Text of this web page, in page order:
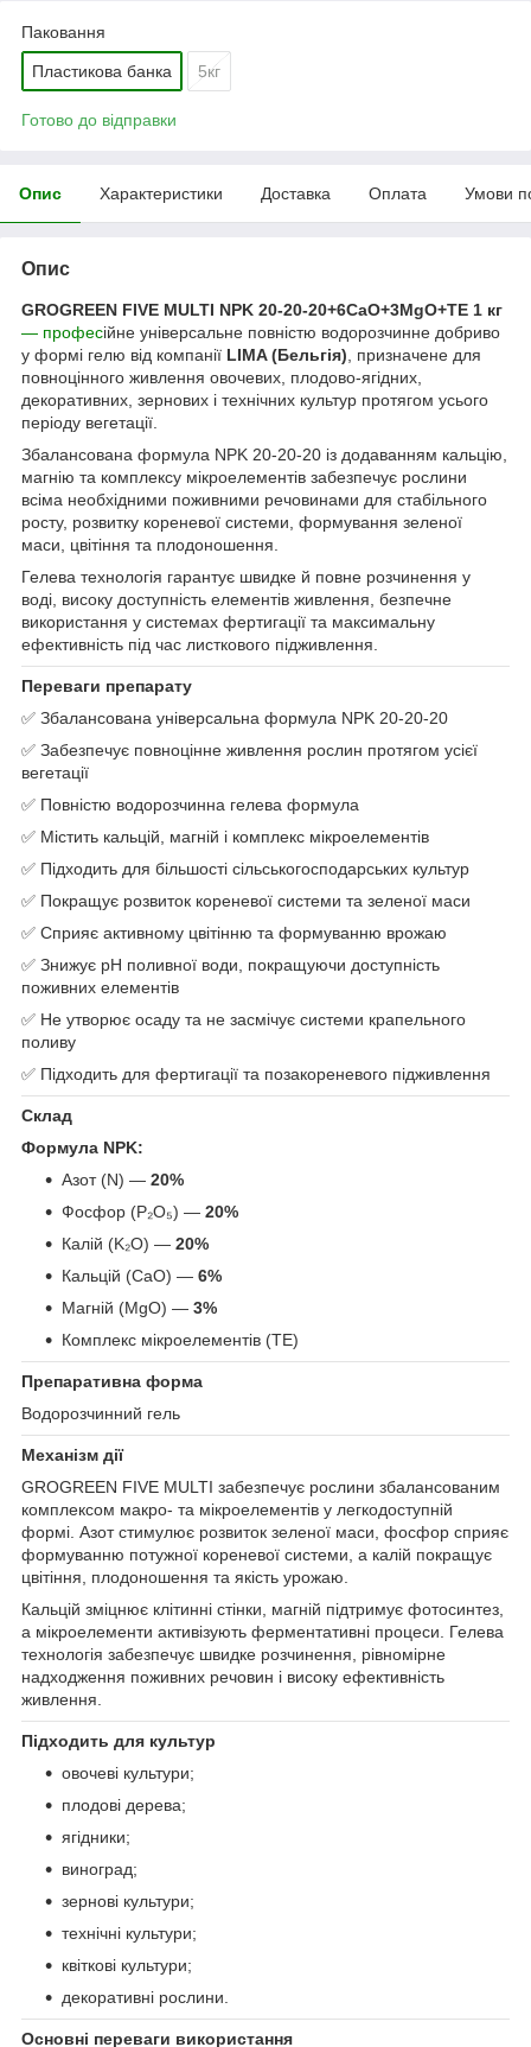
Паковання
Пластикова банка 5кг
Готово до відправки
Опис Характеристики Доставка Оплата Умови
Опис
GROGREEN FIVE MULTI NPK 20-20-20+6CaO+3MgO+TE 1 кг
— професійне універсальне повністю водорозчинне добриво
у формі гелю від компанії LIMA (Бельгія) , призначене для
повноцінного живлення овочевих, плодово-ягідних,
декоративних, зернових і технічних культур протягом усього
періоду вегетації.
Збалансована формула NPK 20-20-20 із додаванням кальцію,
магнію та комплексу мікроелементів забезпечує рослини
всіма необхідними поживними речовинами для стабільного
росту, розвитку кореневої системи, формування зеленої
маси, цвітіння та плодоношення.
Гелева технологія гарантує швидке й повне розчинення у
воді, високу доступність елементів живлення, безпечне
використання у системах фертигації та максимальну
ефективність під час листкового підживлення.
Переваги препарату
✅ Збалансована універсальна формула NPK 20-20-20
✅ Забезпечує повноцінне живлення рослин протягом усієї
вегетації
✅ Повністю водорозчинна гелева формула
✅ Містить кальцій, магній і комплекс мікроелементів
✅ Підходить для більшості сільськогосподарських культур
✅ Покращує розвиток кореневої системи та зеленої маси
✅ Сприяє активному цвітінню та формуванню врожаю
✅ Знижує pH поливної води, покращуючи доступність
поживних елементів
✅ Не утворює осаду та не засмічує системи крапельного
поливу
✅ Підходить для фертигації та позакореневого підживлення
Склад
Формула NPK:
Азот (N) — 20%
Фосфор (P₂O₅) — 20%
Калій (K₂O) — 20%
Кальцій (CaO) — 6%
Магній (MgO) — 3%
Комплекс мікроелементів (TE)
Препаративна форма
Водорозчинний гель
Механізм дії
GROGREEN FIVE MULTI забезпечує рослини збалансованим
комплексом макро- та мікроелементів у легкодоступній
формі. Азот стимулює розвиток зеленої маси, фосфор сприяє
формуванню потужної кореневої системи, а калій покращує
цвітіння, плодоношення та якість урожаю.
Кальцій зміцнює клітинні стінки, магній підтримує фотосинтез,
а мікроелементи активізують ферментативні процеси. Гелева
технологія забезпечує швидке розчинення, рівномірне
надходження поживних речовин і високу ефективність
живлення.
Підходить для культур
овочеві культури;
плодові дерева;
ягідники;
виноград;
зернові культури;
технічні культури;
квіткові культури;
декоративні рослини.
Основні переваги використання